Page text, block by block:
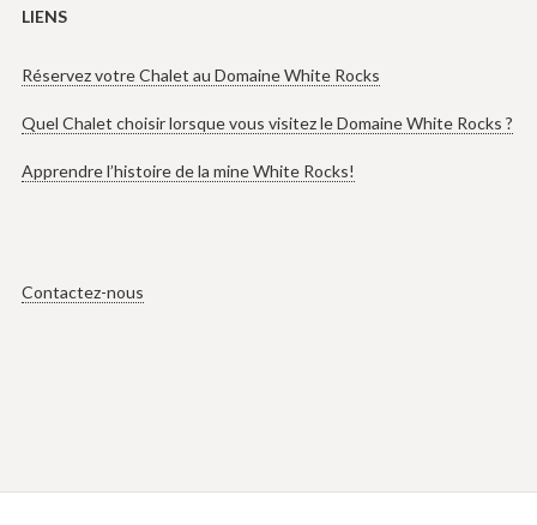
LIENS
Réservez votre Chalet au Domaine White Rocks
Quel Chalet choisir lorsque vous visitez le Domaine White Rocks ?
Apprendre l’histoire de la mine White Rocks!
Contactez-nous